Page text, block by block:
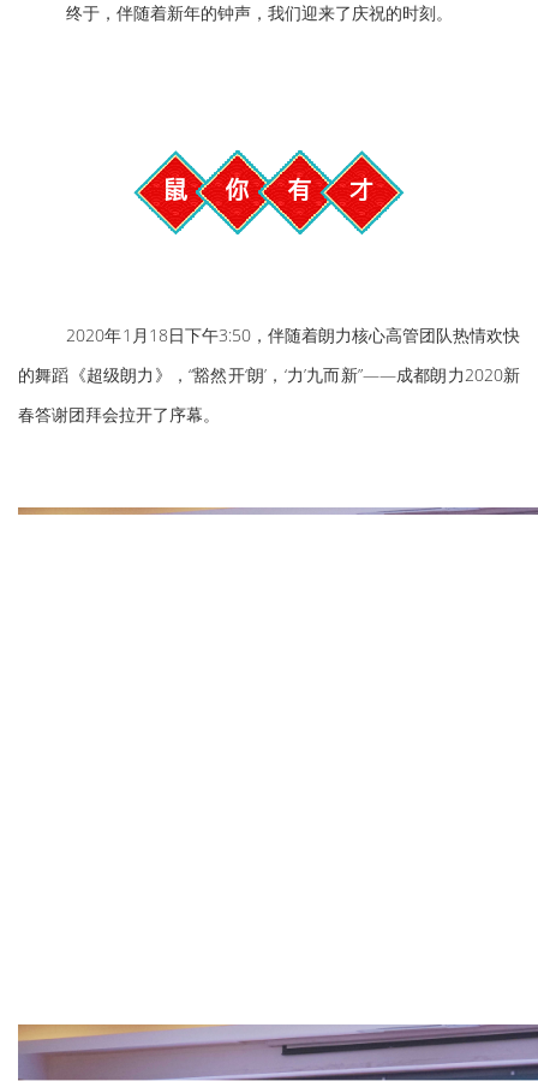
终于，伴随着新年的钟声，我们迎来了庆祝的时刻。
2020年1月18日下午3:50，伴随着朗力核心高管团队热情欢快
的舞蹈《超级朗力》，“豁然开‘朗’，‘力’九而新”——成都朗力2020新
春答谢团拜会拉开了序幕。